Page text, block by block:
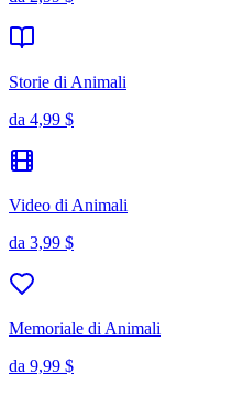
Storie di Animali
da 4,99 $
Video di Animali
da 3,99 $
Memoriale di Animali
da 9,99 $